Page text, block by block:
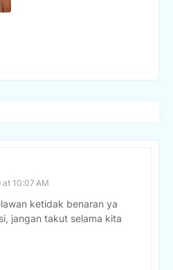
at 10:07 AM
ketidak benaran ya
jangan takut selama kita